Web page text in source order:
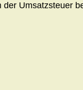
der Umsatzsteuer